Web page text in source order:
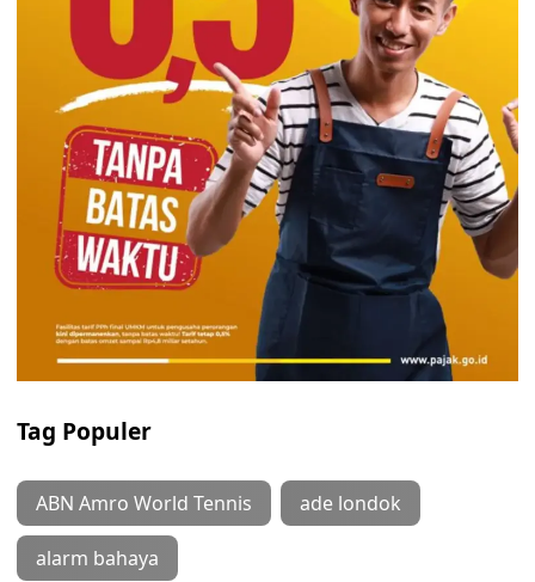
Tag Populer
ABN Amro World Tennis ade londok
alarm bahaya